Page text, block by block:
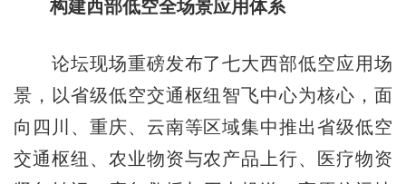
构建西部低空全场景应用体系
论坛现场重磅发布了七大西部低空应用场
景，以省级低空交通枢纽智飞中心为核心，面
向四川、重庆、云南等区域集中推出省级低空
交通枢纽、农业物资与农产品上行、医疗物资